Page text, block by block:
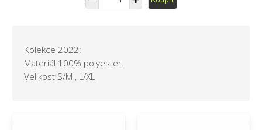
Kolekce 2022:
Materiál 100% polyester.
Velikost S/M , L/XL